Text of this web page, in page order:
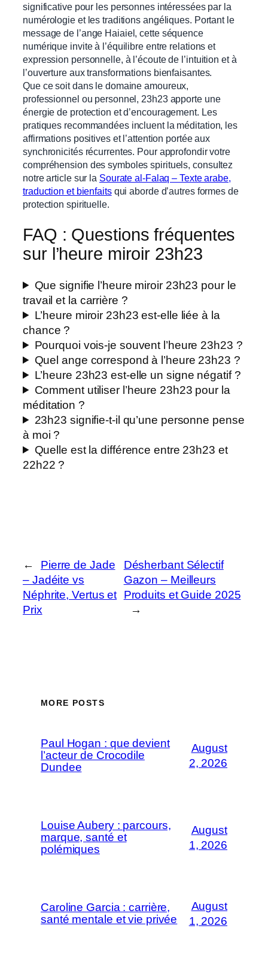
significative pour les personnes intéressées par la
numérologie et les traditions angéliques. Portant le
message de l’ange Haiaiel, cette séquence
numérique invite à l’équilibre entre relations et
expression personnelle, à l’écoute de l’intuition et à
l’ouverture aux transformations bienfaisantes.
Que ce soit dans le domaine amoureux,
professionnel ou personnel, 23h23 apporte une
énergie de protection et d’encouragement. Les
pratiques recommandées incluent la méditation, les
affirmations positives et l’attention portée aux
synchronicités récurrentes. Pour approfondir votre
compréhension des symboles spirituels, consultez
notre article sur la Sourate al-Falaq – Texte arabe,
traduction et bienfaitsqui aborde d’autres formes de
protection spirituelle.
FAQ : Questions fréquentes
sur l’heure miroir 23h23
Que signifie l’heure miroir 23h23 pour le
travail et la carrière ?
L’heure miroir 23h23 est-elle liée à la
chance ?
Pourquoi vois-je souvent l’heure 23h23 ?
Quel ange correspond à l’heure 23h23 ?
L’heure 23h23 est-elle un signe négatif ?
Comment utiliser l’heure 23h23 pour la
méditation ?
23h23 signifie-t-il qu’une personne pense
à moi ?
Quelle est la différence entre 23h23 et
22h22 ?
←
Pierre de Jade
– Jadéite vs
Néphrite, Vertus et
Prix
Désherbant Sélectif
Gazon – Meilleurs
Produits et Guide 2025
→
MORE POSTS
Paul Hogan : que devient
l’acteur de Crocodile
Dundee
August
2, 2026
Louise Aubery : parcours,
marque, santé et
polémiques
August
1, 2026
Caroline Garcia : carrière,
santé mentale et vie privée
August
1, 2026